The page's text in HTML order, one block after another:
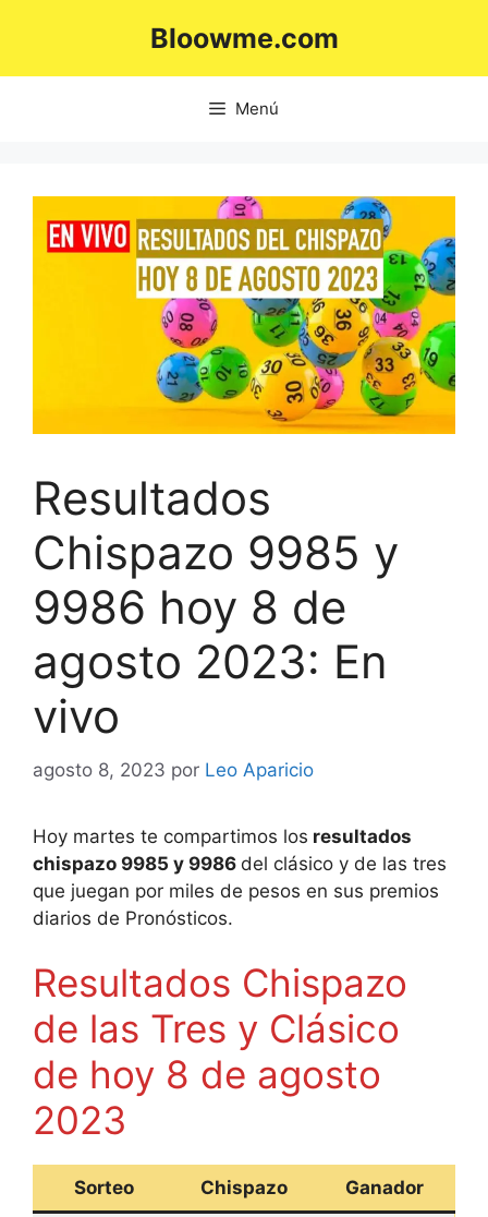
Bloowme.com
Menú
Resultados
Chispazo 9985 y
9986 hoy 8 de
agosto 2023: En
vivo
agosto 8, 2023 por Leo Aparicio
Hoy martes te compartimos los resultados
chispazo 9985 y 9986 del clásico y de las tres
que juegan por miles de pesos en sus premios
diarios de Pronósticos.
Resultados Chispazo
de las Tres y Clásico
de hoy 8 de agosto
2023
Sorteo Chispazo Ganador